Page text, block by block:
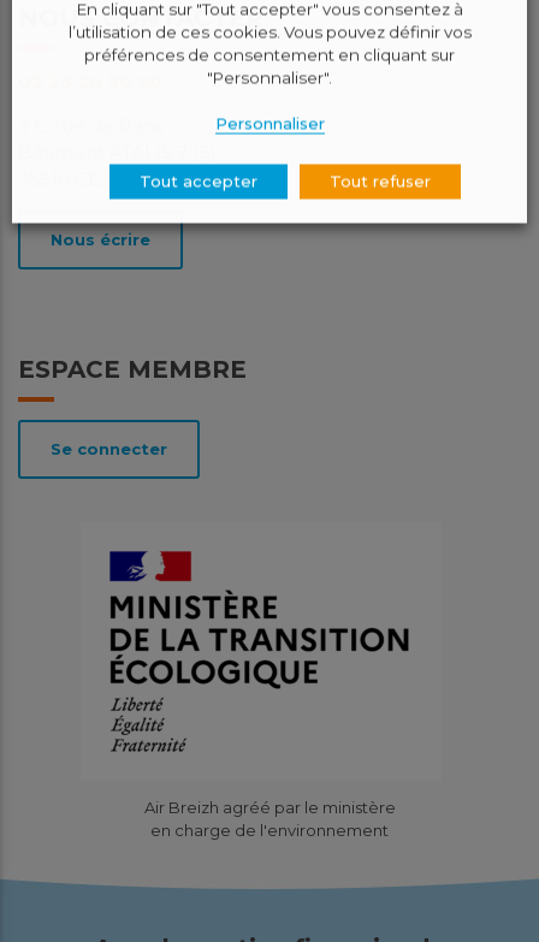
ESPACE MEMBRE
Se connecter
NOUS CONTACTER
35510 CESSON-SEVIGNE
Nous écrire
Air Breizh agréé par le ministère
en charge de l'environnement
En cliquant sur "Tout accepter" vous consentez à
l’utilisation de ces cookies. Vous pouvez définir vos
préférences de consentement en cliquant sur
"Personnaliser".
Personnaliser
Tout accepter Tout refuser